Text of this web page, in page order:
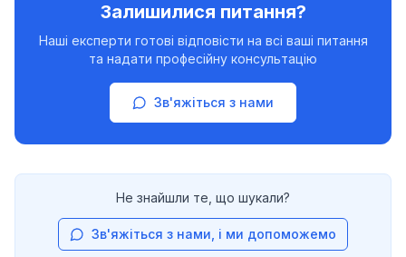
Залишилися питання?
Наші експерти готові відповісти на всі ваші питання
та надати професійну консультацію
Зв'яжіться з нами
Не знайшли те, що шукали?
Зв'яжіться з нами, і ми допоможемо